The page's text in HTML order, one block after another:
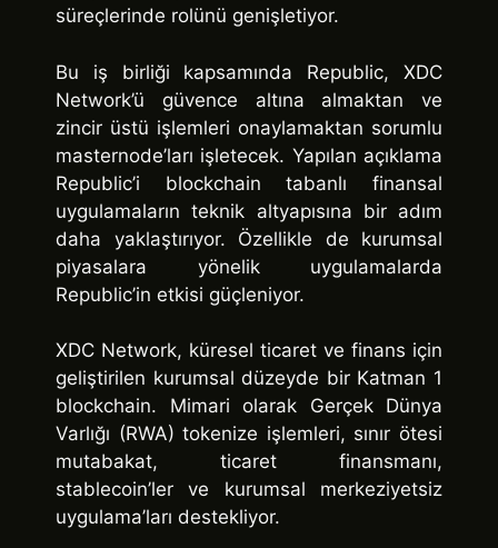
süreçlerinde rolünü genişletiyor.
Bu iş birliği kapsamında Republic, XDC
Network’ü güvence altına almaktan ve
zincir üstü işlemleri onaylamaktan sorumlu
masternode’ları işletecek. Yapılan açıklama
Republic’i blockchain tabanlı finansal
uygulamaların teknik altyapısına bir adım
daha yaklaştırıyor. Özellikle de kurumsal
piyasalara yönelik uygulamalarda
Republic’in etkisi güçleniyor.
XDC Network, küresel ticaret ve finans için
geliştirilen kurumsal düzeyde bir Katman 1
blockchain. Mimari olarak Gerçek Dünya
Varlığı (RWA) tokenize işlemleri, sınır ötesi
mutabakat, ticaret finansmanı,
stablecoin’ler ve kurumsal merkeziyetsiz
uygulama’ları destekliyor.